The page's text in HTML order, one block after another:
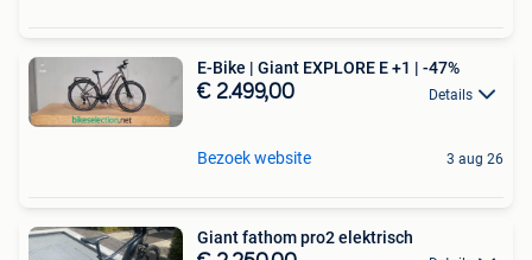
E-Bike | Giant EXPLORE E +1 | -47%
€ 2.499,00 Details
Bezoek website 3 aug 26
Giant fathom pro2 elektrisch